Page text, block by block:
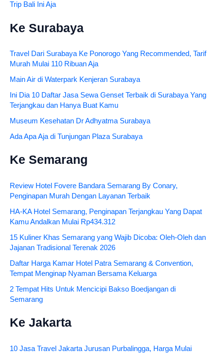
Trip Bali Ini Aja
Ke Surabaya
Travel Dari Surabaya Ke Ponorogo Yang Recommended, Tarif
Murah Mulai 110 Ribuan Aja
Main Air di Waterpark Kenjeran Surabaya
Ini Dia 10 Daftar Jasa Sewa Genset Terbaik di Surabaya Yang
Terjangkau dan Hanya Buat Kamu
Museum Kesehatan Dr Adhyatma Surabaya
Ada Apa Aja di Tunjungan Plaza Surabaya
Ke Semarang
Review Hotel Fovere Bandara Semarang By Conary,
Penginapan Murah Dengan Layanan Terbaik
HA-KA Hotel Semarang, Penginapan Terjangkau Yang Dapat
Kamu Andalkan Mulai Rp434.312
15 Kuliner Khas Semarang yang Wajib Dicoba: Oleh-Oleh dan
Jajanan Tradisional Terenak 2026
Daftar Harga Kamar Hotel Patra Semarang & Convention,
Tempat Menginap Nyaman Bersama Keluarga
2 Tempat Hits Untuk Mencicipi Bakso Boedjangan di
Semarang
Ke Jakarta
10 Jasa Travel Jakarta Jurusan Purbalingga, Harga Mulai